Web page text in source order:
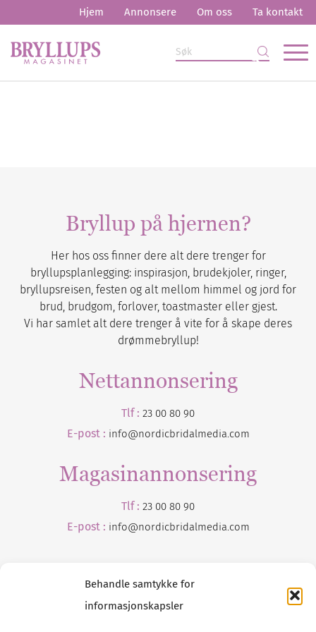
Behandle samtykke for
informasjonskapsler
Hjem Annonsere Om oss Ta kontakt
Bryllup på hjernen?
Her hos oss finner dere alt dere trenger for
bryllupsplanlegging: inspirasjon, brudekjoler, ringer,
bryllupsreisen, festen og alt mellom himmel og jord for
brud, brudgom, forlover, toastmaster eller gjest.
Vi har samlet alt dere trenger å vite for å skape deres
drømmebryllup!
Nettannonsering
Tlf : 23 00 80 90
E-post : info@nordicbridalmedia.com
Magasinannonsering
Tlf : 23 00 80 90
E-post : info@nordicbridalmedia.com